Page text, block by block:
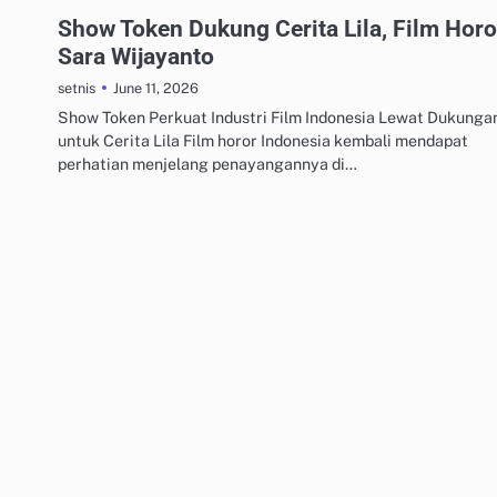
Show Token Dukung Cerita Lila, Film
Sara Wijayanto
setnis June 11, 2026
Show Token Perkuat Industri Film Indonesia Lewat
untuk Cerita Lila Film horor Indonesia kembali mendapat
perhatian menjelang penayangannya di…